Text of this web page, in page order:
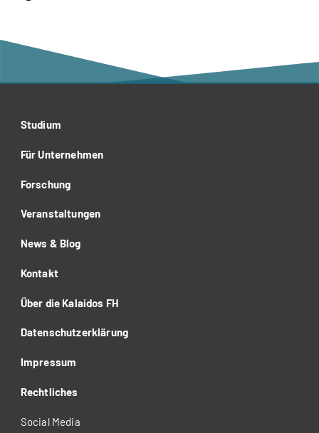
Studium
Für Unternehmen
Forschung
Veranstaltungen
News & Blog
Kontakt
Über die Kalaidos FH
Datenschutzerklärung
Impressum
Rechtliches
Social Media